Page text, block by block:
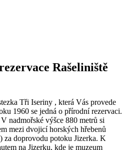
Rašeliniště
Tři Iseriny , která Vás provede
1960 se jedná o přírodní rezervaci.
nadmořské výšce 880 metrů si
mezi dvojicí horských hřebenů
za doprovodu potoku Jizerka. K
na Jizerku, kde je muzeum